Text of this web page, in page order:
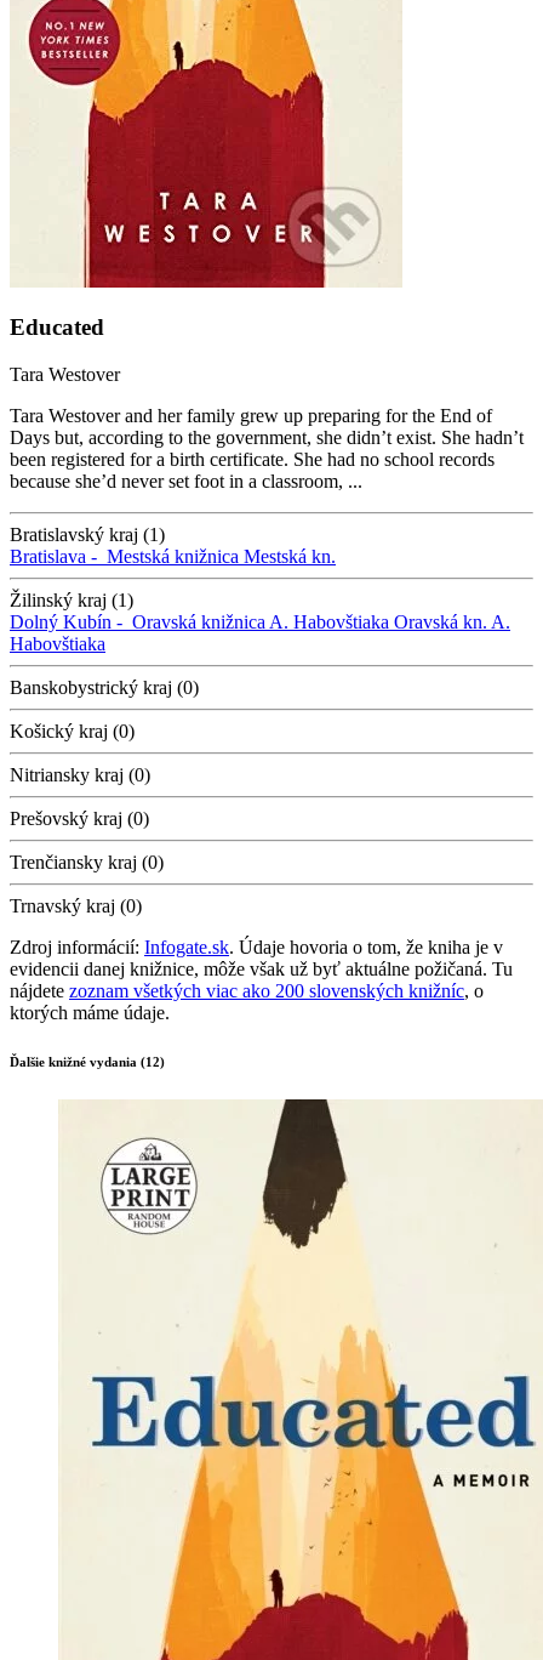
Educated
Tara Westover
Tara Westover and her family grew up preparing for the End of
Days but, according to the government, she didn’t exist. She hadn’t
been registered for a birth certificate. She had no school records
because she’d never set foot in a classroom, ...
Bratislavský kraj (1)
Bratislava - Mestská knižnica Mestská kn.
Žilinský kraj (1)
Dolný Kubín - Oravská knižnica A. Habovštiaka Oravská kn. A.
Habovštiaka
Banskobystrický kraj (0)
Košický kraj (0)
Nitriansky kraj (0)
Prešovský kraj (0)
Trenčiansky kraj (0)
Trnavský kraj (0)
Zdroj informácií: Infogate.sk. Údaje hovoria o tom, že kniha je v
evidencii danej knižnice, môže však už byť aktuálne požičaná. Tu
nájdete zoznam všetkých viac ako 200 slovenských knižníc, o
ktorých máme údaje.
Ďalšie knižné vydania (12)